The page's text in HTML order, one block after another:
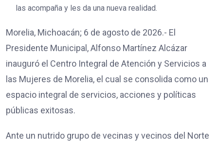
las acompaña y les da una nueva realidad.
Morelia, Michoacán; 6 de agosto de 2026.- El
Presidente Municipal, Alfonso Martínez Alcázar
inauguró el Centro Integral de Atención y Servicios a
las Mujeres de Morelia, el cual se consolida como un
espacio integral de servicios, acciones y políticas
públicas exitosas.
Ante un nutrido grupo de vecinas y vecinos del Norte